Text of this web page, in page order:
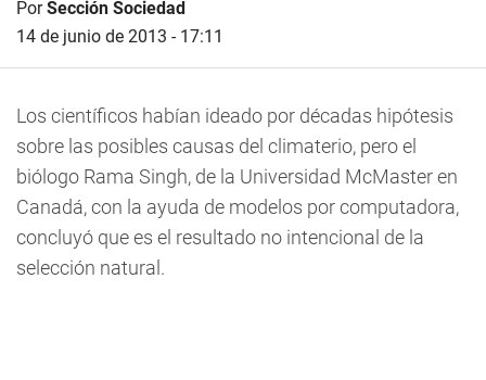
PorSección Sociedad
14 de junio de 2013 - 17:11
Los científicos habían ideado por décadas hipótesis
sobre las posibles causas del climaterio, pero el
biólogo Rama Singh, de la Universidad McMaster en
Canadá, con la ayuda de modelos por computadora,
concluyó que es el resultado no intencional de la
selección natural.